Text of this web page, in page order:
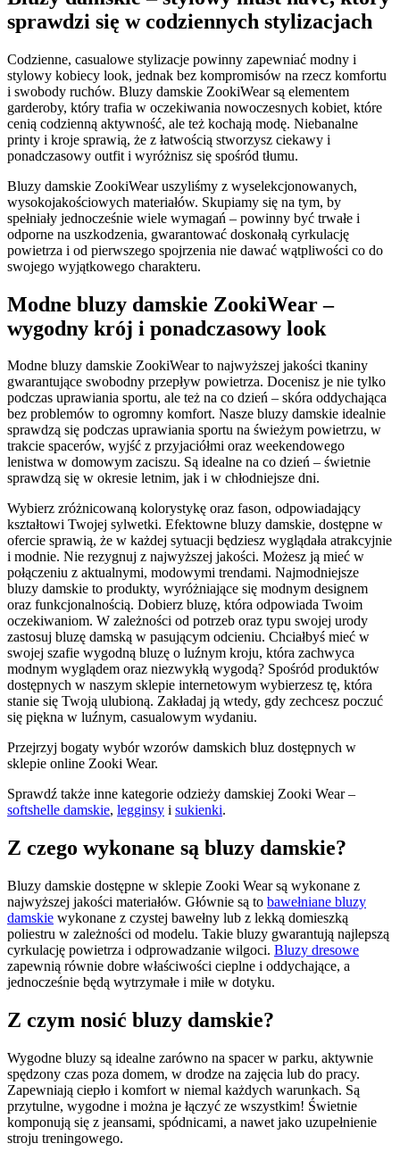
sprawdzi się w codziennych stylizacjach
Codzienne, casualowe stylizacje powinny zapewniać modny i
stylowy kobiecy look, jednak bez kompromisów na rzecz komfortu
i swobody ruchów. Bluzy damskie ZookiWear są elementem
garderoby, który trafia w oczekiwania nowoczesnych kobiet, które
cenią codzienną aktywność, ale też kochają modę. Niebanalne
printy i kroje sprawią, że z łatwością stworzysz ciekawy i
ponadczasowy outfit i wyróżnisz się spośród tłumu.
Bluzy damskie ZookiWear uszyliśmy z wyselekcjonowanych,
wysokojakościowych materiałów. Skupiamy się na tym, by
spełniały jednocześnie wiele wymagań – powinny być trwałe i
odporne na uszkodzenia, gwarantować doskonałą cyrkulację
powietrza i od pierwszego spojrzenia nie dawać wątpliwości co do
swojego wyjątkowego charakteru.
Modne bluzy damskie ZookiWear –
wygodny krój i ponadczasowy look
Modne bluzy damskie ZookiWear to najwyższej jakości tkaniny
gwarantujące swobodny przepływ powietrza. Docenisz je nie tylko
podczas uprawiania sportu, ale też na co dzień – skóra oddychająca
bez problemów to ogromny komfort. Nasze bluzy damskie idealnie
sprawdzą się podczas uprawiania sportu na świeżym powietrzu, w
trakcie spacerów, wyjść z przyjaciółmi oraz weekendowego
lenistwa w domowym zaciszu. Są idealne na co dzień – świetnie
sprawdzą się w okresie letnim, jak i w chłodniejsze dni.
Wybierz zróżnicowaną kolorystykę oraz fason, odpowiadający
kształtowi Twojej sylwetki. Efektowne bluzy damskie, dostępne w
ofercie sprawią, że w każdej sytuacji będziesz wyglądała atrakcyjnie
i modnie. Nie rezygnuj z najwyższej jakości. Możesz ją mieć w
połączeniu z aktualnymi, modowymi trendami. Najmodniejsze
bluzy damskie to produkty, wyróżniające się modnym designem
oraz funkcjonalnością. Dobierz bluzę, która odpowiada Twoim
oczekiwaniom. W zależności od potrzeb oraz typu swojej urody
zastosuj bluzę damską w pasującym odcieniu. Chciałbyś mieć w
swojej szafie wygodną bluzę o luźnym kroju, która zachwyca
modnym wyglądem oraz niezwykłą wygodą? Spośród produktów
dostępnych w naszym sklepie internetowym wybierzesz tę, która
stanie się Twoją ulubioną. Zakładaj ją wtedy, gdy zechcesz poczuć
się piękna w luźnym, casualowym wydaniu.
Przejrzyj bogaty wybór wzorów damskich bluz dostępnych w
sklepie online Zooki Wear.
Sprawdź także inne kategorie odzieży damskiej Zooki Wear –
softshelle damskie, legginsy i sukienki.
Z czego wykonane są bluzy damskie?
Bluzy damskie dostępne w sklepie Zooki Wear są wykonane z
najwyższej jakości materiałów. Głównie są to bawełniane bluzy
damskie wykonane z czystej bawełny lub z lekką domieszką
poliestru w zależności od modelu. Takie bluzy gwarantują najlepszą
cyrkulację powietrza i odprowadzanie wilgoci. Bluzy dresowe
zapewnią równie dobre właściwości cieplne i oddychające, a
jednocześnie będą wytrzymałe i miłe w dotyku.
Z czym nosić bluzy damskie?
Wygodne bluzy są idealne zarówno na spacer w parku, aktywnie
spędzony czas poza domem, w drodze na zajęcia lub do pracy.
Zapewniają ciepło i komfort w niemal każdych warunkach. Są
przytulne, wygodne i można je łączyć ze wszystkim! Świetnie
komponują się z jeansami, spódnicami, a nawet jako uzupełnienie
stroju treningowego.